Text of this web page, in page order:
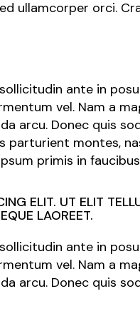
ullamcorper orci.
ante in
vel. Nam a
arcu. Donec quis
montes,
primis in
ELIT. UT ELIT
LAOREET.
ante in
vel. Nam a
arcu. Donec quis